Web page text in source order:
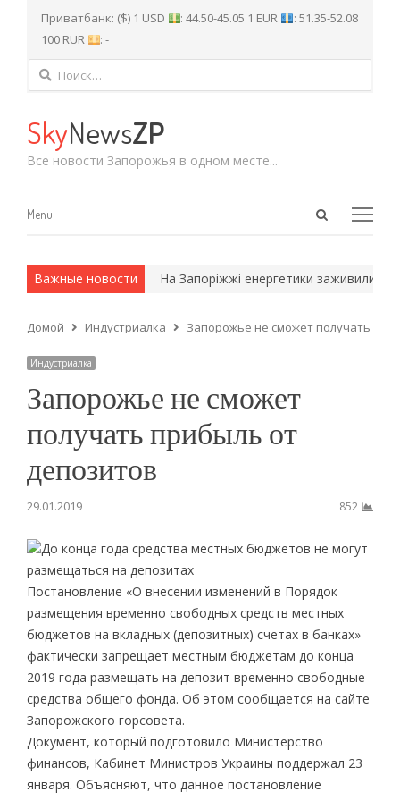
Приватбанк: ($) 1 USD : 44.50-45.05 1 EUR
: 51.35-52.08
100 RUR
: -
Найти:
SkyNewsZP
Все новости Запорожья в одном месте...
Open
Menu
Menu
Важные новости
армейские методы. На Запоріжжі енергетики заживили 83
Домой Индустриалка Запорожье не сможет получать
Индустриалка
Запорожье не сможет
получать прибыль от
депозитов
29.01.2019 852
До конца года средства местных бюджетов не могут
размещаться на депозитах
Постановление «О внесении изменений в Порядок
размещения временно свободных средств местных
бюджетов на вкладных (депозитных) счетах в банках»
фактически запрещает местным бюджетам до конца
2019 года размещать на депозит временно свободные
средства общего фонда. Об этом сообщается на сайте
Запорожского горсовета.
Документ, который подготовило Министерство
финансов, Кабинет Министров Украины поддержал 23
января. Объясняют, что данное постановление